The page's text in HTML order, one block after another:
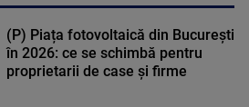
(P) Piața fotovoltaică din București
în 2026: ce se schimbă pentru
proprietarii de case și firme